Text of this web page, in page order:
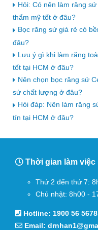
Hỏi: Có nên làm răng
thẩm mỹ tốt ở đâu?
Bọc răng sứ giá rẻ có
đâu?
Lưu ý gì khi làm răng
tốt tại HCM ở đâu?
Nên chọn bọc răng sứ
sứ chất lượng ở đâu?
Hỏi đáp: Nên làm răng
tín tại HCM ở đâu?
Thời gian làm việc
Thứ 2 đến thứ 7:
Chủ nhật: 8h00 -
Hotline: 1900 56 5678
Email: